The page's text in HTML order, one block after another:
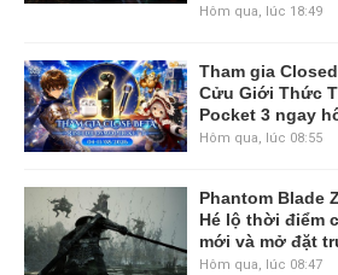
Hôm qua, lúc 18:49
Tham gia
Cửu Giới Thức
Pocket 3 ngay
Hôm qua, lúc 08:55
Phantom Blade
Hé lộ thời điểm
mới và mở đặt
Hôm qua, lúc 08:47